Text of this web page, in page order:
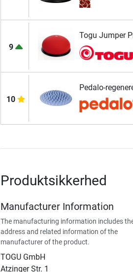
9
Togu Jumper
10
Pedalo-
Produktsikkerhed
Manufacturer Information
The manufacturing information includes
address and related information of the
manufacturer of the product.
TOGU GmbH
Atzinger Str. 1